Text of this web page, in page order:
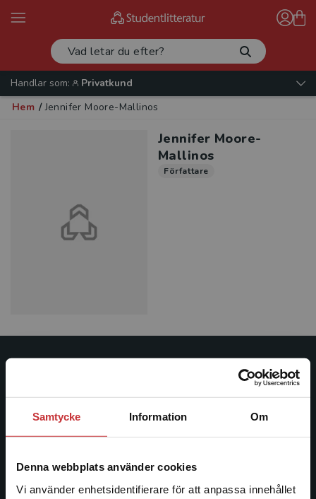
Samtycke Information Om
Denna webbplats använder cookies
Vi använder enhetsidentifierare för att anpassa innehållet
Handlar som:
Privatkund
Hem / Jennifer Moore-Mallinos
Jennifer Moore-
Mallinos
Författare
ledande utbildningsförlag. Med läromedel, kurslitteratur,
facklitteratur, utbildningar och digitala
längs hela kunskapsresan.